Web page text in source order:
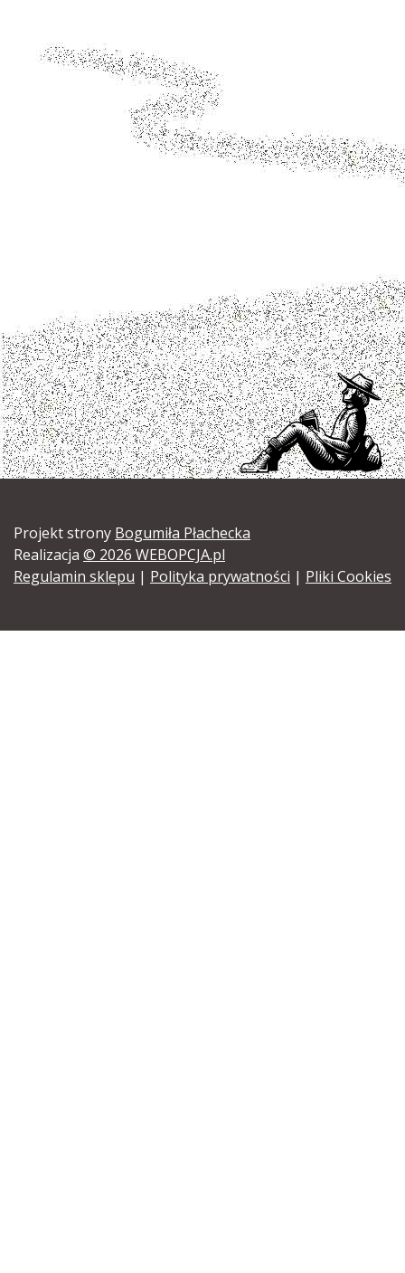
Projekt strony Bogumiła Płachecka
Realizacja © 2026 WEBOPCJA.pl
Regulamin sklepu | Polityka prywatności | Pliki Cookies